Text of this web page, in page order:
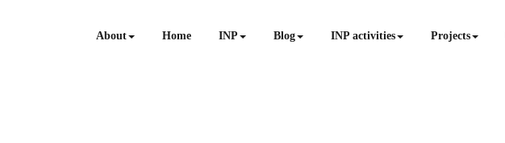
About Home INP Blog INP activities Projects